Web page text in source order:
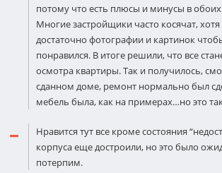
потому что есть плюсы и минусы в обоих
Многие застройщики часто косячат,
достаточно фотографии и картинок
понравился. В итоге решили, что все
осмотра квартиры. Так и получилось,
сданном доме, ремонт нормально был
мебель была, как на примерах…но это
Нравится тут все кроме состояния
корпуса еще достроили, но это было
потерпим.